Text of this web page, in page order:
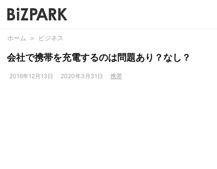
ホーム > ビジネス
会社で携帯を充電するのは問題あり？なし？
2016年12月13日 2020年3月31日 携帯